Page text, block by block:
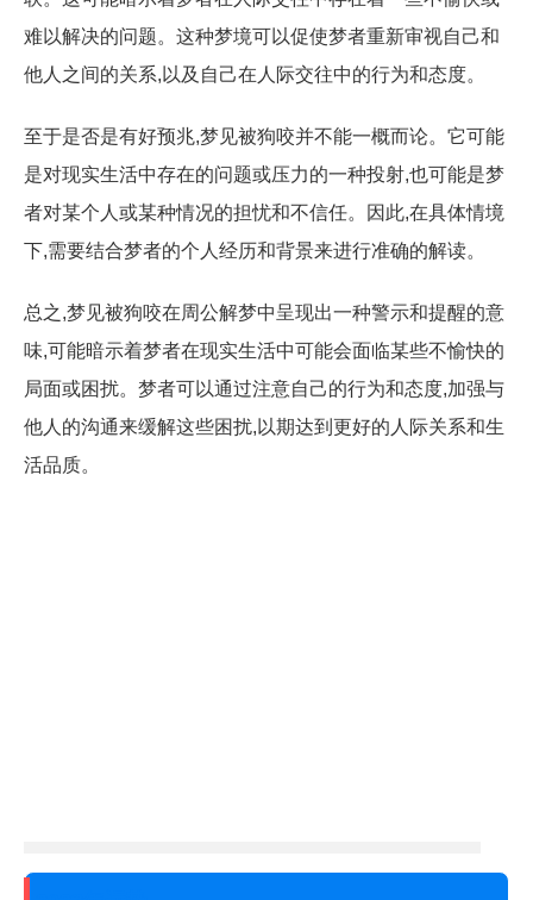
难以解决的问题。这种梦境可以促使梦者重新审视自己和
他人之间的关系,以及自己在人际交往中的行为和态度。
至于是否是有好预兆,梦见被狗咬并不能一概而论。它可能
是对现实生活中存在的问题或压力的一种投射,也可能是梦
者对某个人或某种情况的担忧和不信任。因此,在具体情境
下,需要结合梦者的个人经历和背景来进行准确的解读。
总之,梦见被狗咬在周公解梦中呈现出一种警示和提醒的意
味,可能暗示着梦者在现实生活中可能会面临某些不愉快的
局面或困扰。梦者可以通过注意自己的行为和态度,加强与
他人的沟通来缓解这些困扰,以期达到更好的人际关系和生
活品质。